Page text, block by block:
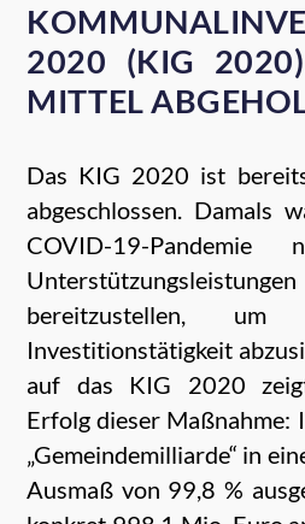
2020 (KIG
MITTEL
Das KIG 2020 ist
abgeschlossen. Damals
COVID-19-Pandemie
bereitzustellen, um
Investitionstätigkeit
auf das KIG 2020
Erfolg dieser Maßnahme:
„Gemeindemilliarde“ in
Ausmaß von 99,8 %